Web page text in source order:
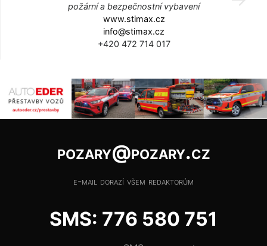
požární a bezpečnostní vybavení
www.stimax.cz
info@stimax.cz
+420 472 714 017
pozary@pozary.cz
e-mail dorazí všem redaktorům
SMS: 776 580 751